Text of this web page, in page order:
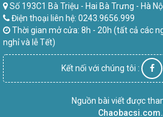
Số 193C1 Bà Triệu - Hai Bà Trưng - Hà
Điện thoại liên hệ: 0243.9656.999
Thời gian mở cửa: 8h - 20h (tất cả các
nghỉ và lễ Tết)
Kết nối với chúng tôi :
Nguồn bài viết được